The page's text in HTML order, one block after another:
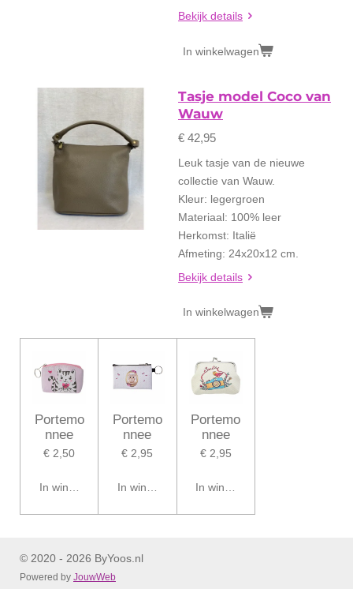
Bekijk details
In winkelwagen
Tasje model Coco van
Wauw
€ 42,95
Leuk tasje van de nieuwe
collectie van Wauw.
Kleur: legergroen
Materiaal: 100% leer
Herkomst: Italië
Afmeting: 24x20x12 cm.
Bekijk details
In winkelwagen
Portemo
nnee
€ 2,50
In winkelwagen
Portemo
nnee
€ 2,95
In winkelwagen
Portemo
nnee
€ 2,95
In winkelwagen
© 2020 - 2026 ByYoos.nl
Powered by JouwWeb